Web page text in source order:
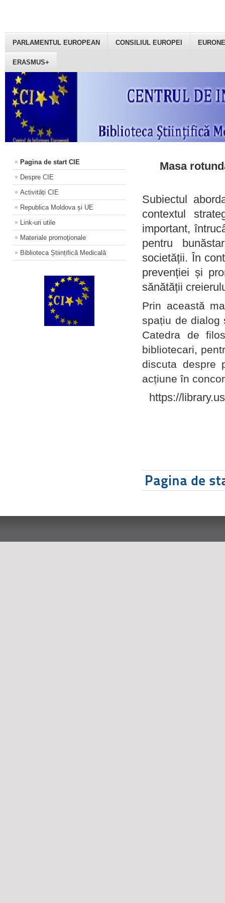
PARLAMENTUL EUROPEAN CONSILIUL EUROPEI
ERASMUS+
Pagina de start CIE
Despre CIE
Activități CIE
Republica Moldova și UE
Link-uri utile
Materiale promoţionale
Biblioteca Științifică Medicală
Masa
Subiectul
contextul
important,
pentru
societății. În
prevenției și
sănătății
Prin această
spațiu de dialog
Catedra de
bibliotecari,
discuta despre
acțiune în
https://
Pagina de